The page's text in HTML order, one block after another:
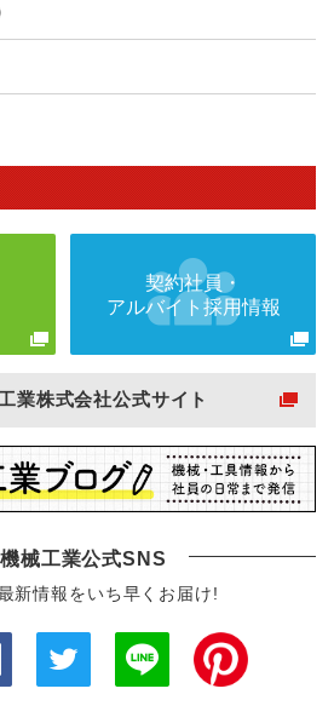
契約社員・
アルバイト採用情報
業株式会社公式サイト
械工業公式SNS
新情報をいち早くお届け!